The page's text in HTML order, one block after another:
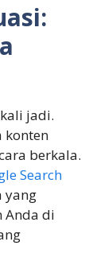
jadi.
konten
berkala.
Search
yang
Anda di